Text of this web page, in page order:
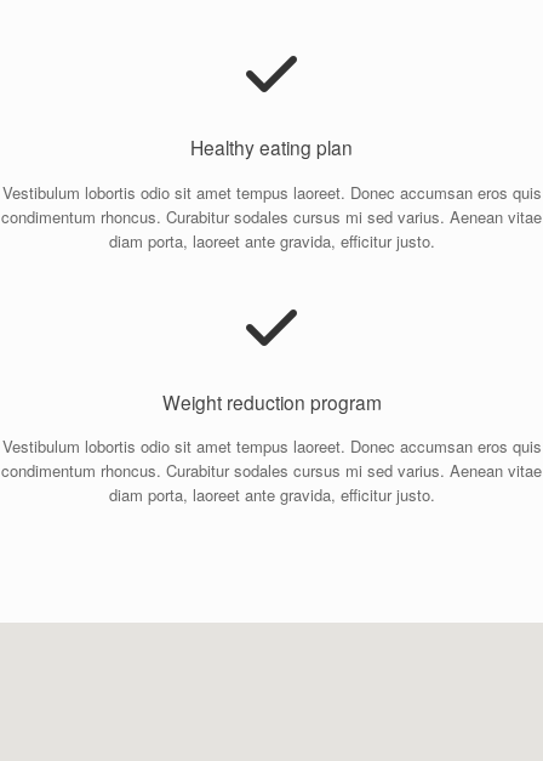
Healthy eating plan
Vestibulum lobortis odio sit amet tempus laoreet. Donec accumsan eros quis
condimentum rhoncus. Curabitur sodales cursus mi sed varius. Aenean vitae
diam porta, laoreet ante gravida, efficitur justo.
Weight reduction program
Vestibulum lobortis odio sit amet tempus laoreet. Donec accumsan eros quis
condimentum rhoncus. Curabitur sodales cursus mi sed varius. Aenean vitae
diam porta, laoreet ante gravida, efficitur justo.